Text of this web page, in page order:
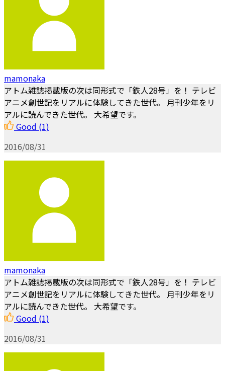
mamonaka
アトム雑誌掲載版の次は同形式で「鉄人28号」を！ テレビ
アニメ創世記をリアルに体験してきた世代。 月刊少年をリ
アルに読んできた世代。 大希望です。
Good (1)
2016/08/31
mamonaka
アトム雑誌掲載版の次は同形式で「鉄人28号」を！ テレビ
アニメ創世記をリアルに体験してきた世代。 月刊少年をリ
アルに読んできた世代。 大希望です。
Good (1)
2016/08/31